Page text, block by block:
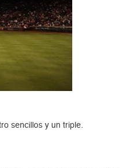
sencillos y un triple.